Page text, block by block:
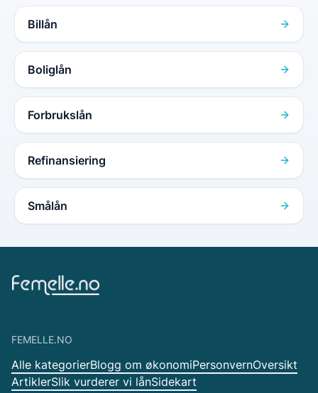
Billån
Boliglån
Forbrukslån
Refinansiering
Smålån
FEMELLE.NO
Alle kategorierBlogg om økonomiPersonvernOversikt
ArtiklerSlik vurderer vi lånSidekart